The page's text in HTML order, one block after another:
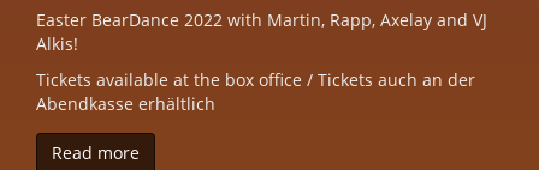
Easter BearDance 2022 with Martin, Rapp, Axelay and VJ
Alkis!
Tickets available at the box office / Tickets auch an der
Abendkasse erhältlich
Read more